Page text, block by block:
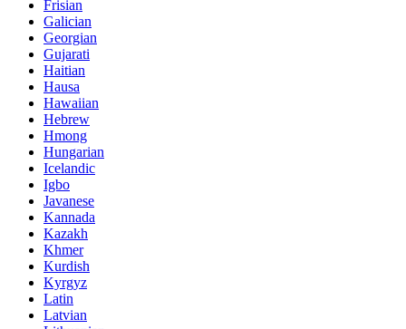
Frisian
Galician
Georgian
Gujarati
Haitian
Hausa
Hawaiian
Hebrew
Hmong
Hungarian
Icelandic
Igbo
Javanese
Kannada
Kazakh
Khmer
Kurdish
Kyrgyz
Latin
Latvian